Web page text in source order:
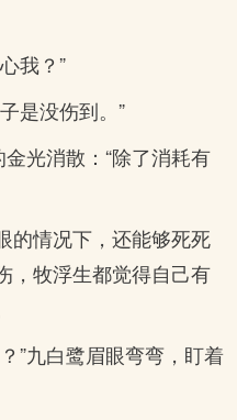
我？”
是没伤到。”
光消散：“除了消耗有
的情况下，还能够死死
，牧浮生都觉得自己有
”九白鹭眉眼弯弯，盯着